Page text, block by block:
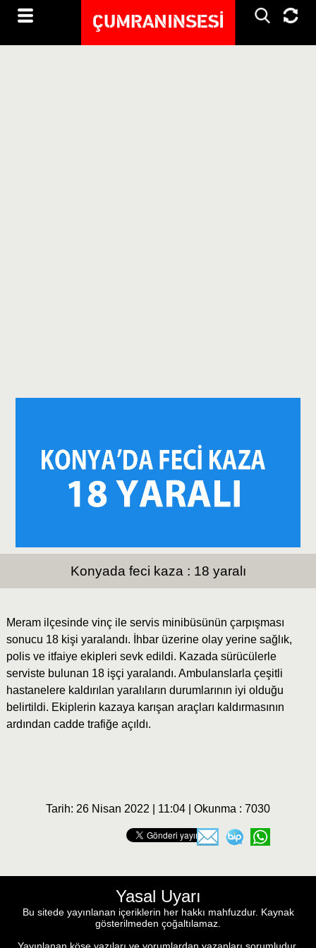
Konyada feci kaza : 18 yaralı
Meram ilçesinde vinç ile servis minibüsünün çarpışması
sonucu 18 kişi yaralandı. İhbar üzerine olay yerine sağlık,
polis ve itfaiye ekipleri sevk edildi. Kazada sürücülerle
serviste bulunan 18 işçi yaralandı. Ambulanslarla çeşitli
hastanelere kaldırılan yaralıların durumlarının iyi olduğu
belirtildi. Ekiplerin kazaya karışan araçları kaldırmasının
ardından cadde trafiğe açıldı.
Tarih: 26 Nisan 2022 | 11:04 | Okunma : 7030
Yasal Uyarı
Bu sitede yayınlanan içeriklerin her hakkı mahfuzdur. Kaynak
gösterilmeden çoğaltılamaz.